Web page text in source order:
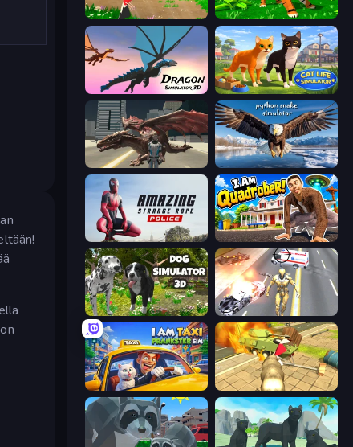
Parrot Simulator Tiger Simulator 3D
Dragon Simulator 3D Cat Life Simulator 3D
Dragon Vice City Python Snake Simulator
Amazing Strange Rope Police I Am Quadrober!
Dog Simulator 3D
I Am Taxi Prankster Sim Wild Animal Zoo City Simulator